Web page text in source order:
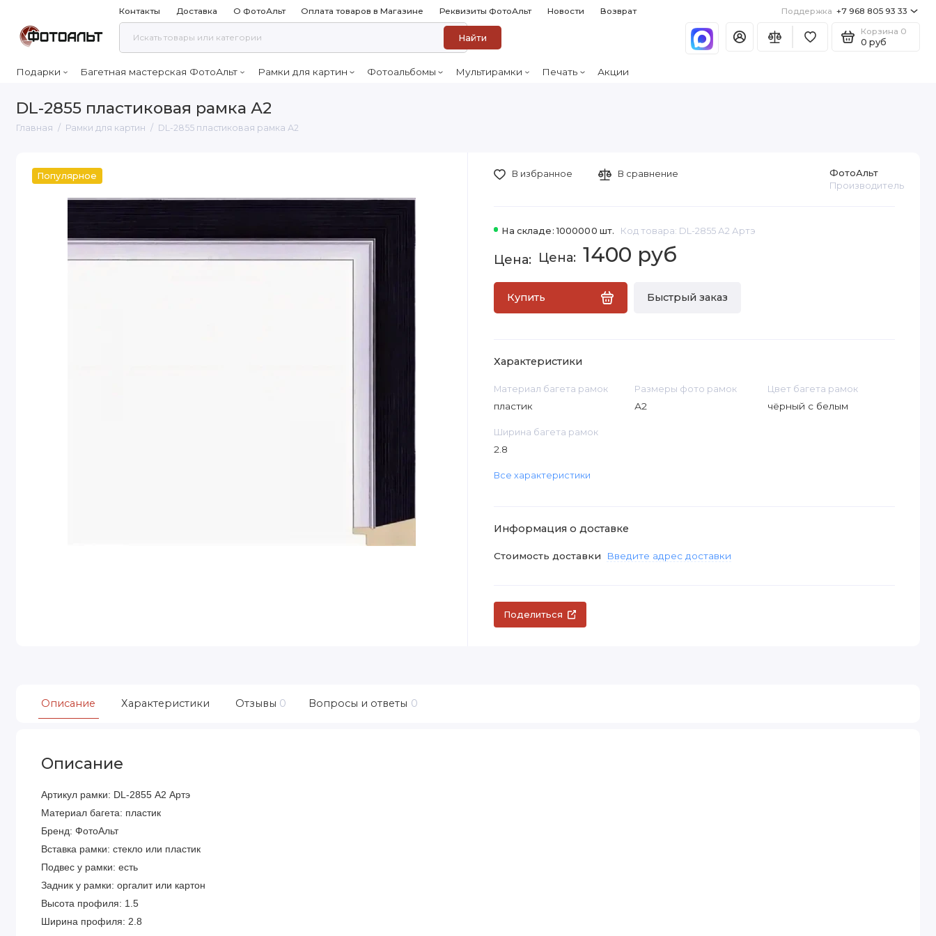
Контакты Доставка О ФотоАльт Оплата товаров в Магазине Реквизиты ФотоАльт Новости Возврат Поддержка +7 968 805 93 33
Найти
Корзина 0
0 руб
Подарки Багетная мастерская ФотоАльт Рамки для картин Фотоальбомы Мультирамки Печать Акции
DL-2855 пластиковая рамка А2
Главная Рамки для картин DL-2855 пластиковая рамка А2
Популярное
На складе: 1000000 шт. Код товара: DL-2855 А2 Артэ
ФотоАльт
Производитель
1400 руб
Купить Быстрый заказ
В избранное В сравнение
Характеристики
Материал багета рамок
пластик
Размеры фото рамок
А2
Цвет багета рамок
чёрный с белым
Ширина багета рамок
2.8
Все характеристики
Информация о доставке
Стоимость доставки Введите адрес доставки
Поделиться
Описание Характеристики Отзывы 0 Вопросы и ответы 0
Описание
Артикул рамки: DL-2855 А2 Артэ
Материал багета: пластик
Бренд: ФотоАльт
Вставка рамки: стекло или пластик
Подвес у рамки: есть
Задник у рамки: оргалит или картон
Высота профиля: 1.5
Ширина профиля: 2.8